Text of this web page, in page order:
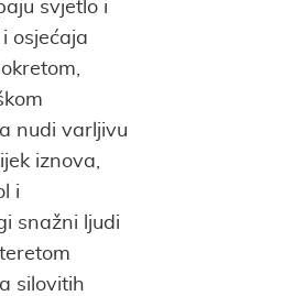
svjetlo i
osjećaja
nudi varljivu
iznova,
i
snažni ljudi
silovitih